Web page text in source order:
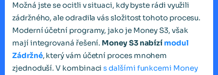
Možná jste se ocitli v situaci, kdy byste rádi využili
zádržného, ale odradila vás složitost tohoto procesu.
Moderní účetní programy, jako je Money S3, však
mají integrovaná řešení. Money S3 nabízí modul
Zádržné, který vám účetní proces mnohem
zjednoduší. V kombinacis dalšími funkcemi Money